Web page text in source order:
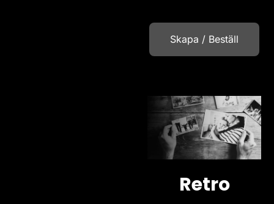
Skapa / Beställ
Retro